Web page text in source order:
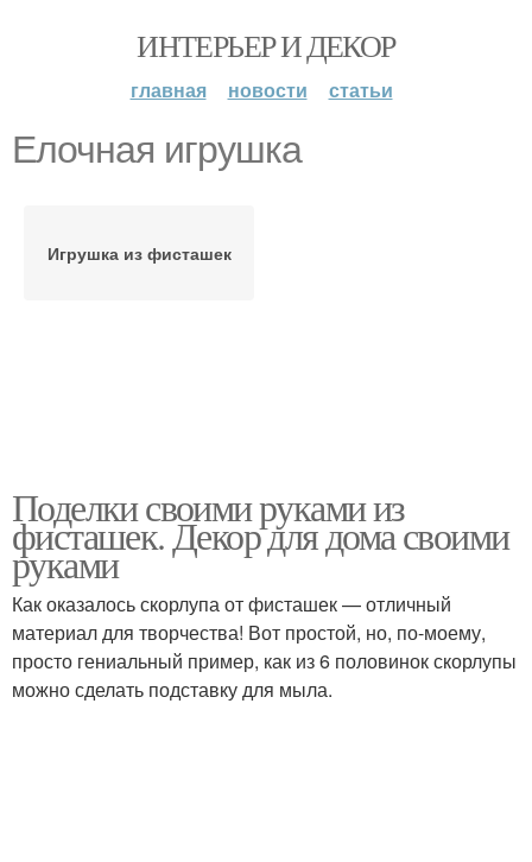
ИНТЕРЬЕР И ДЕКОР
главная новости статьи
Елочная игрушка
Игрушка из фисташек
Поделки своими руками из
фисташек. Декор для дома своими
руками
Как оказалось скорлупа от фисташек — отличный
материал для творчества! Вот простой, но, по-моему,
просто гениальный пример, как из 6 половинок скорлупы
можно сделать подставку для мыла.